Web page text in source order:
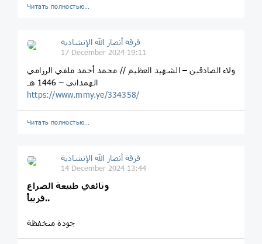
Читать полностью…
فرقة أنصار الله الإنشادية
17 December 2024 19:11
ولاء الصادقين – الشهيد العظيم // محمد أحمد ملفي الرزامي
الهمداني – 1446 هـ
https://www.mmy.ye/334358/
Читать полностью…
فرقة أنصار الله الإنشادية
14 December 2024 13:44
وثائقي طبيعة الصراع
قريباً..
جودة منخفظة